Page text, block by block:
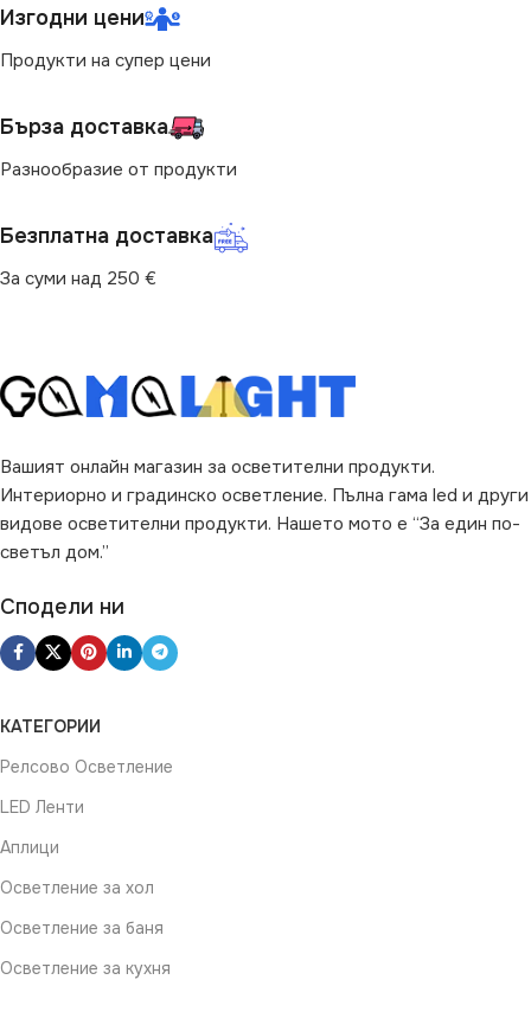
Изгодни цени
Продукти на супер цени
Бърза доставка
Разнообразие от продукти
Безплатна доставка
За суми над 250 €
Вашият онлайн магазин за осветителни продукти.
Интериорно и градинско осветление. Пълна гама led и други
видове осветителни продукти. Нашето мото е “За един по-
светъл дом.”
Сподели ни
КАТЕГОРИИ
Релсово Осветление
LED Ленти
Аплици
Осветление за хол
Осветление за баня
Осветление за кухня